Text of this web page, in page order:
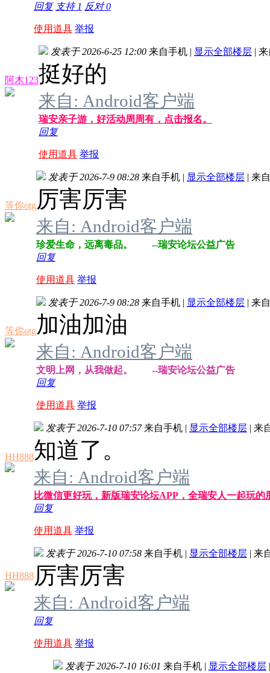
回复 支持 1 反对0
使用道具 举报
阿木123
发表于 2026-6-25 12:00 来自手机 | 显示全部楼层 | 来
挺好的
来自: Android客户端
瑞安亲子游，好活动周周有，点击报名。
回复
使用道具 举报
等你otg
发表于 2026-7-9 08:28 来自手机 | 显示全部楼层 | 来
厉害厉害
来自: Android客户端
珍爱生命，远离毒品。 --瑞安论坛公益广告
回复
使用道具 举报
等你otg
发表于 2026-7-9 08:28 来自手机 | 显示全部楼层 | 来
加油加油
来自: Android客户端
文明上网，从我做起。 --瑞安论坛公益广告
回复
使用道具 举报
HH888
发表于 2026-7-10 07:57 来自手机 | 显示全部楼层 | 来
知道了。
来自: Android客户端
比微信更好玩，新版瑞安论坛APP，全瑞安人一起玩的
回复
使用道具 举报
HH888
发表于 2026-7-10 07:58 来自手机 | 显示全部楼层 | 来
厉害厉害
来自: Android客户端
回复
使用道具 举报
发表于 2026-7-10 16:01 来自手机 | 显示全部楼层 |